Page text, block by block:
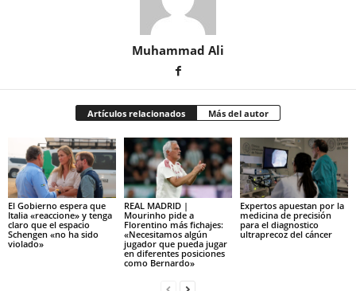
Muhammad Ali
Artículos relacionados Más del autor
El Gobierno espera que
Italia «reaccione» y tenga
claro que el espacio
Schengen «no ha sido
violado»
REAL MADRID |
Mourinho pide a
Florentino más fichajes:
«Necesitamos algún
jugador que pueda jugar
en diferentes posiciones
como Bernardo»
Expertos apuestan por la
medicina de precisión
para el diagnostico
ultraprecoz del cáncer